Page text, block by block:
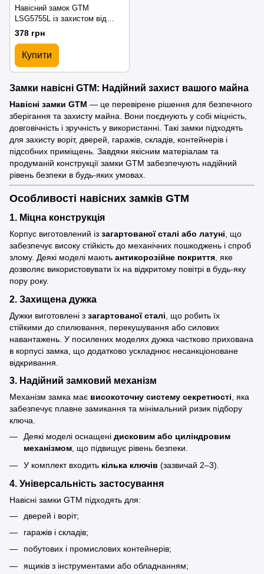
Навісний замок GTM
LSG5755L із захистом від
вологи 55 мм
378 грн
Купити
Замки навісні GTM: Надійний захист вашого майна
Навісні замки GTM — це перевірене рішення для безпечного
зберігання та захисту майна. Вони поєднують у собі міцність,
довговічність і зручність у використанні. Такі замки підходять
для захисту воріт, дверей, гаражів, складів, контейнерів і
підсобних приміщень. Завдяки якісним матеріалам та
продуманій конструкції замки GTM забезпечують надійний
рівень безпеки в будь-яких умовах.
Особливості навісних замків GTM
1. Міцна конструкція
Корпус виготовлений із загартованої сталі або латуні , що
забезпечує високу стійкість до механічних пошкоджень і спроб
злому. Деякі моделі мають антикорозійне покриття , яке
дозволяє використовувати їх на відкритому повітрі в будь-яку
пору року.
2. Захищена дужка
Дужки виготовлені з загартованої сталі , що робить їх
стійкими до спилювання, перекушування або силових
навантажень. У посилених моделях дужка частково прихована
в корпусі замка, що додатково ускладнює несанкціоноване
відкривання.
3. Надійний замковий механізм
Механізм замка має високоточну систему секретності, яка
забезпечує плавне замикання та мінімальний ризик підбору
ключа.
Деякі моделі оснащені дисковим або циліндровим
механізмом, що підвищує рівень безпеки.
У комплект входить кілька ключів (зазвичай 2–3).
4. Універсальність застосування
Навісні замки GTM підходять для:
дверей і воріт;
гаражів і складів;
побутових і промислових контейнерів;
ящиків з інструментами або обладнанням;